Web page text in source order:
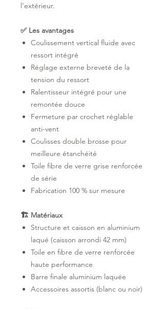
l’extérieur.
✅ Les avantages
Coulissement vertical fluide avec
ressort intégré
Réglage externe breveté de la
tension du ressort
Ralentisseur intégré pour une
remontée douce
Fermeture par crochet réglable
anti-vent
Coulisses double brosse pour
meilleure étanchéité
Toile fibre de verre grise renforcée
de série
Fabrication 100 % sur mesure
🏗 Matériaux
Structure et caisson en aluminium
laqué (caisson arrondi 42 mm)
Toile en fibre de verre renforcée
haute performance
Barre finale aluminium laquée
Accessoires assortis (blanc ou noir)